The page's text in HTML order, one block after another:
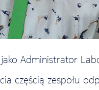
Administrator
częścią zespołu